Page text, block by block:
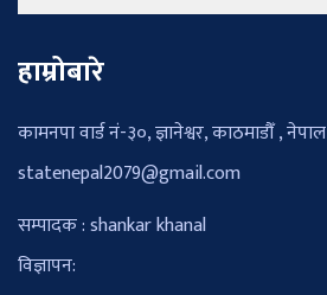
हाम्रोबारे
कामनपा वार्ड नं-३०, ज्ञानेश्वर, काठमाडौँ , नेपाल
statenepal2079@gmail.com
सम्पादक : shankar khanal
विज्ञापन: